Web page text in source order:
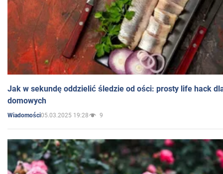
Jak w sekundę oddzielić śledzie od ości: prosty life hack
domowych
Wiadomości05.03.2025 19:28 9